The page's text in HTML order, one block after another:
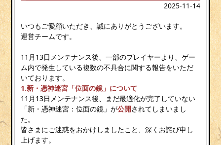
2025-11-14
いつもご愛顧いただき、誠にありがとうございます。
運営チームです。
11月13日メンテナンス後、一部のプレイヤーより、ゲー
ム内で発生している複数の不具合に関する報告をいただ
いております。
1.新・憑神迷宮「位面の鏡」について
11月13日メンテナンス後、まだ最適化が完了していない
「新・憑神迷宮：位面の鏡」が公開されてしまいまし
た。
皆さまにご迷惑をおかけしましたこと、深くお詫び申し
上げます。